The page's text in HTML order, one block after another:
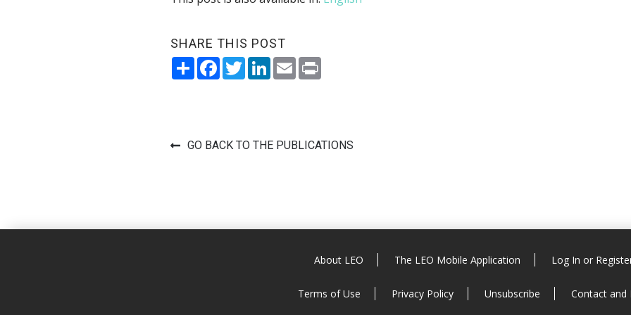
SHARE THIS POST
ShareFacebook
TwitterLinkedIn
Email
GO BACK TO THE PUBLICATIONS
About LEO The LEO Mobile Application Log In or
Terms of Use Privacy Policy Unsubscribe Contact and